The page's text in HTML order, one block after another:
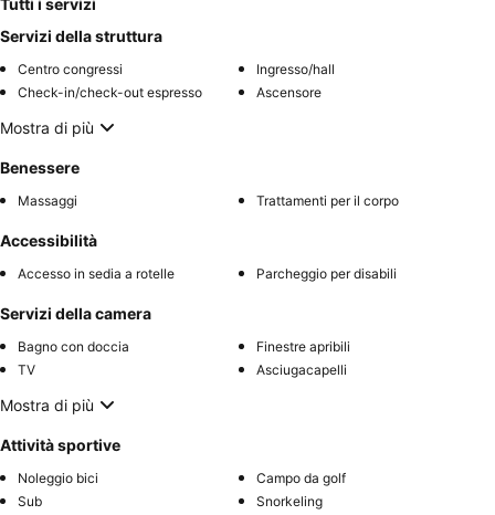
Tutti i servizi
Servizi della struttura
Centro congressi
Ingresso/hall
Check-in/check-out espresso
Ascensore
Mostra di più
Benessere
Massaggi Trattamenti per il corpo
Accessibilità
Accesso in sedia a rotelle Parcheggio per disabili
Servizi della camera
Bagno con doccia
Finestre apribili
TV
Asciugacapelli
Mostra di più
Attività sportive
Noleggio bici
Campo da golf
Sub
Snorkeling